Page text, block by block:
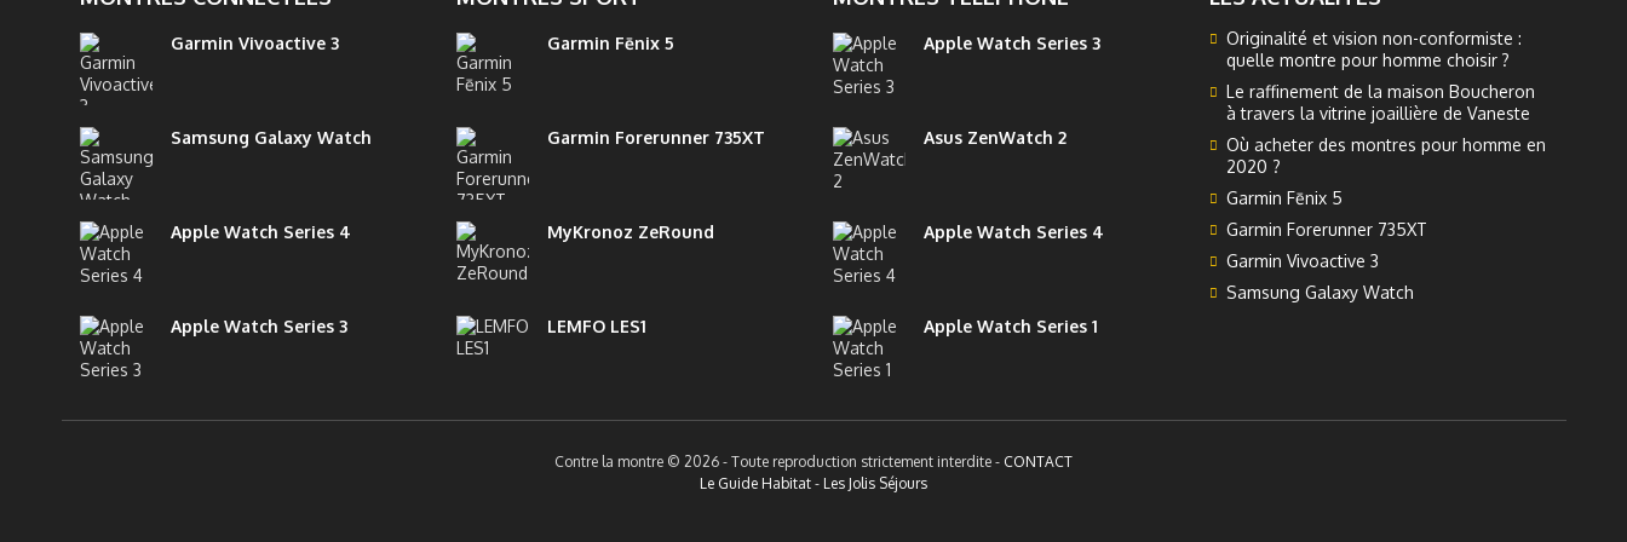
un marché en croissance record (26,7...
l’accès à des pièces d’exception de cette...
Garmin Vivoactive 3
Samsung Galaxy Watch
Apple Watch Series 4
Apple Watch Series 3
Garmin Fēnix 5
Garmin Forerunner 735XT
MyKronoz ZeRound
LEMFO LES1
Apple Watch Series 3
Asus ZenWatch 2
Apple Watch Series 4
Apple Watch Series 1
Originalité et vision non-conformiste :
quelle montre pour homme choisir ?
Le raffinement de la maison Boucheron
à travers la vitrine joaillière de Vaneste
Où acheter des montres pour homme en
2020 ?
Garmin Fēnix 5
Garmin Forerunner 735XT
Garmin Vivoactive 3
Samsung Galaxy Watch
Contre la montre © 2026 - Toute reproduction strictement interdite - CONTACT
Le Guide Habitat - Les Jolis Séjours